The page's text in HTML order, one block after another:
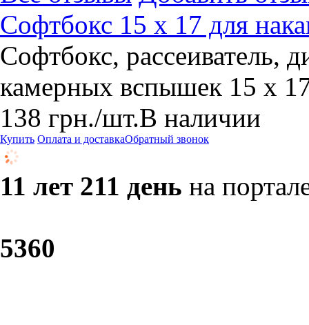
Софтбокс 15 х 17 для
Софтбокс, рассеиватель,
камерных вспышек 15 х
138 грн./шт.В наличии
Купить Оплата и доставкаОбратный звонок
11 лет 211 день на
5360